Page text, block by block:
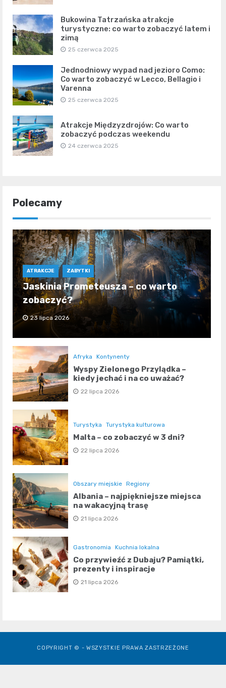
Bukowina Tatrzańska atrakcje
turystyczne: co warto zobaczyć latem i
zimą
25 czerwca 2025
Jednodniowy wypad nad jezioro Como:
Co warto zobaczyć w Lecco, Bellagio i
Varenna
25 czerwca 2025
Atrakcje Międzyzdrojów: Co warto
zobaczyć podczas weekendu
24 czerwca 2025
Polecamy
ATRAKCJE ZABYTKI
Jaskinia Prometeusza – co warto
zobaczyć?
23 lipca 2026
Afryka Kontynenty
Wyspy Zielonego Przylądka –
kiedy jechać i na co uważać?
22 lipca 2026
Turystyka Turystyka kulturowa
Malta – co zobaczyć w 3 dni?
22 lipca 2026
Obszary miejskie Regiony
Albania – najpiękniejsze miejsca
na wakacyjną trasę
21 lipca 2026
Gastronomia Kuchnia lokalna
Co przywieźć z Dubaju? Pamiątki,
prezenty i inspiracje
21 lipca 2026
COPYRIGHT © - WSZYSTKIE PRAWA ZASTRZEŻONE